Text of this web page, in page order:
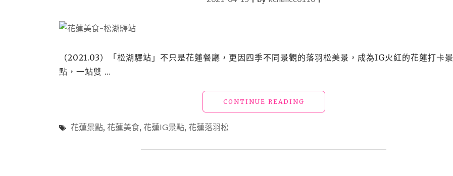
（2021.03）「松湖驛站」不只是花蓮餐廳，更因四季不同景觀的落羽松美景，成為IG火紅的花蓮打卡景
點，一站雙 …
CONTINUE READING
蓮
花蓮景點, 花蓮美食, 花蓮IG景點, 花蓮落羽松